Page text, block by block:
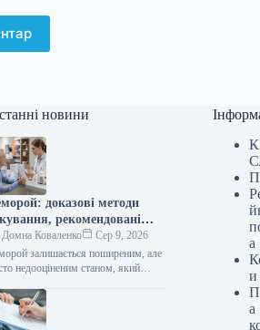
новини
доказові методи
рекомендовані
Домна Коваленко
Сер 9, 2026
залишається поширеним, але
недооціненим станом, який
значний тягар для
а
и
а